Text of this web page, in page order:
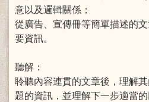
意以及邏輯關係；
從廣告、宣傳冊等簡單描述的
要資訊。
聽解：
聆聽內容連貫的文章後，理解
題的資訊，並理解下一步適當的